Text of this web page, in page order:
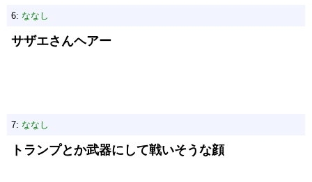
6: ななし
サザエさんヘアー
7: ななし
トランプとか武器にして戦いそうな顔